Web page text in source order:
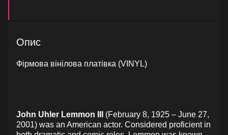
Опис
Фірмова вінілова платівка (VINYL)
John Uhler Lemmon III
(February 8, 1925 – June 27,
2001) was an American actor. Considered proficient in